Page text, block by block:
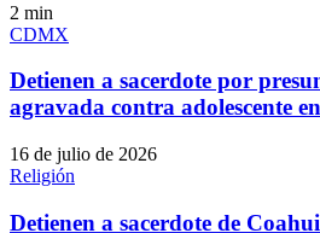
2 min
CDMX
Detienen a sacerdote por
agravada contra adolescente
16 de julio de 2026
Religión
Detienen a sacerdote de